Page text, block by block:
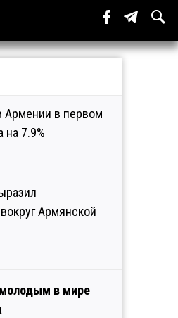
Армении в первом
на 7.9%
Армянской
в мире